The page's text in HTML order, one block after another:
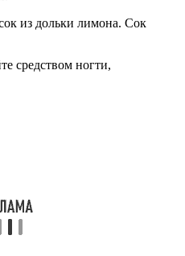
из дольки лимона. Сок
средством ногти,